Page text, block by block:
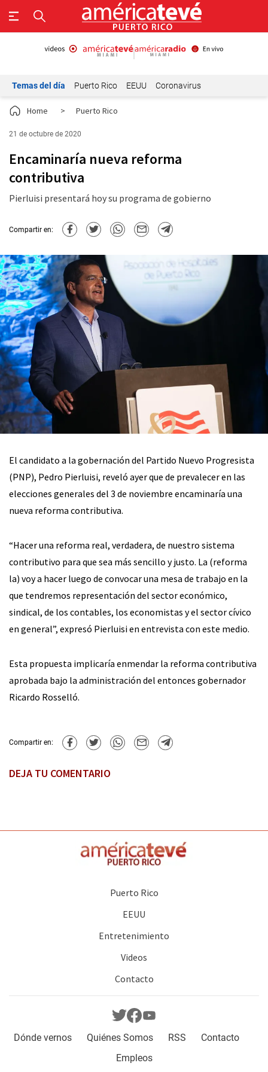
Temas del día Puerto Rico EEUU Coronavirus
Home > Puerto Rico
21 de octubre de 2020
Encaminaría nueva reforma
contributiva
Pierluisi presentará hoy su programa de gobierno
Compartir en:
El candidato a la gobernación del Partido Nuevo Progresista
(PNP), Pedro Pierluisi, reveló ayer que de prevalecer en las
elecciones generales del 3 de noviembre encaminaría una
nueva reforma contributiva.
“Hacer una reforma real, verdadera, de nuestro sistema
contributivo para que sea más sencillo y justo. La (reforma
la) voy a hacer luego de convocar una mesa de trabajo en la
que tendremos representación del sector económico,
sindical, de los contables, los economistas y el sector cívico
en general”, expresó Pierluisi en entrevista con este medio.
Esta propuesta implicaría enmendar la reforma contributiva
aprobada bajo la administración del entonces gobernador
Ricardo Rosselló.
Compartir en:
DEJA TU COMENTARIO
Puerto Rico
EEUU
Entretenimiento
Videos
Contacto
Dónde vernos Quiénes Somos RSS
Contacto
Empleos